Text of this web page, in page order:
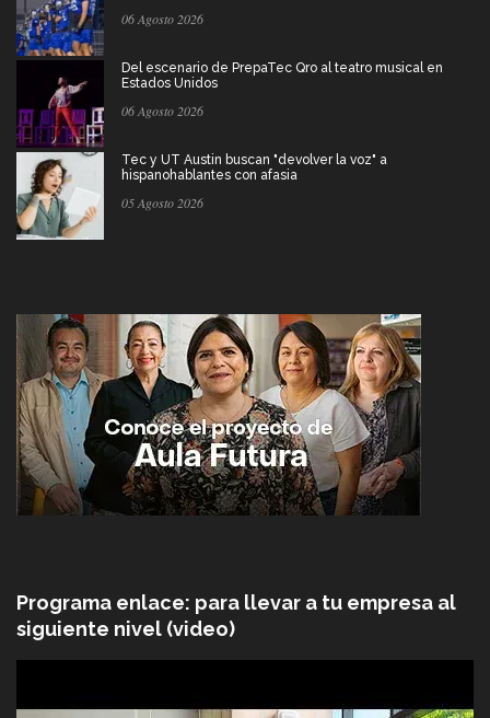
06 Agosto 2026
Del escenario de PrepaTec Qro al teatro musical en
Estados Unidos
06 Agosto 2026
Tec y UT Austin buscan "devolver la voz" a
hispanohablantes con afasia
05 Agosto 2026
Programa enlace: para llevar a tu empresa al
siguiente nivel (video)